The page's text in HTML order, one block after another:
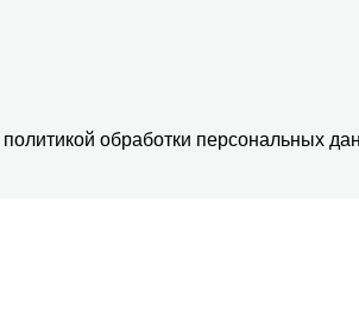
политикой обработки персональных